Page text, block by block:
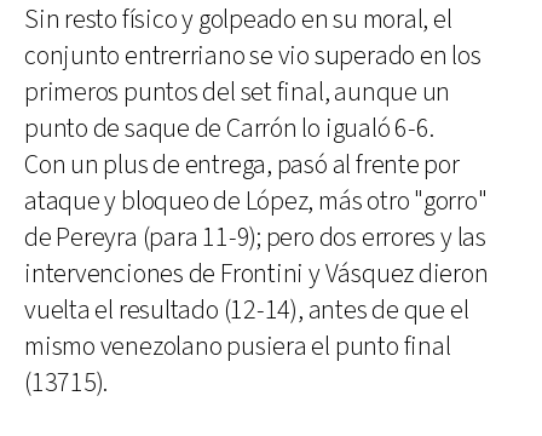
Sin resto físico y golpeado en su moral, el
conjunto entrerriano se vio superado en los
primeros puntos del set final, aunque un
punto de saque de Carrón lo igualó 6-6.
Con un plus de entrega, pasó al frente por
ataque y bloqueo de López, más otro "gorro"
de Pereyra (para 11-9); pero dos errores y las
intervenciones de Frontini y Vásquez dieron
vuelta el resultado (12-14), antes de que el
mismo venezolano pusiera el punto final
(13715).